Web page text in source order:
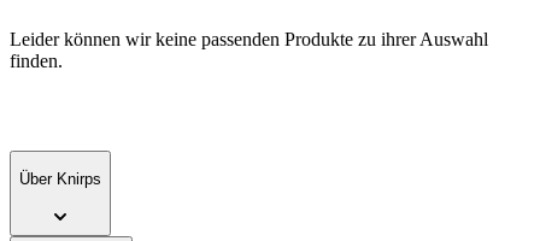
Zur
Produktliste
Leider können wir keine passenden Produkte zu ihrer Auswahl
finden.
Über Knirps